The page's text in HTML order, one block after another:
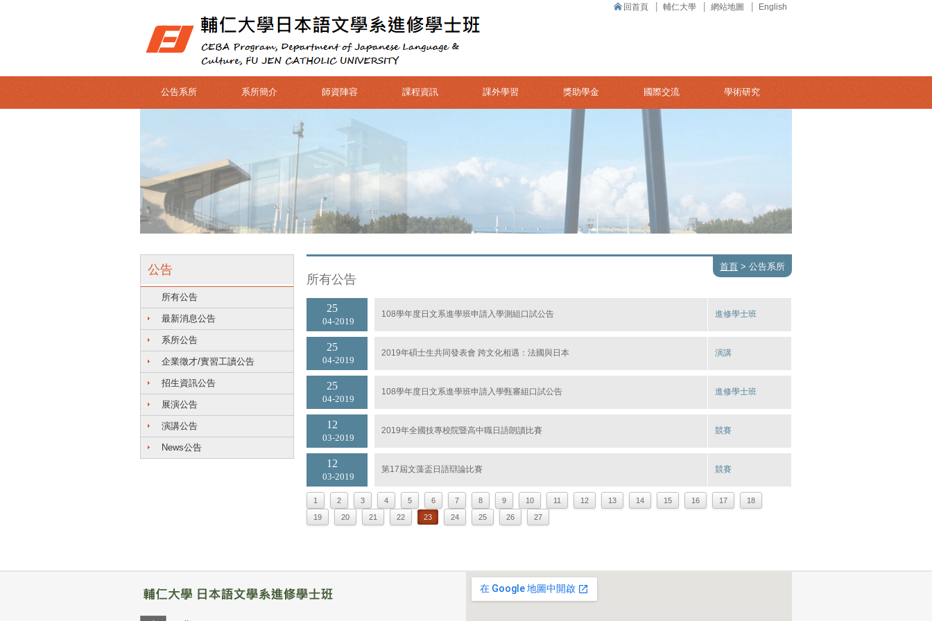
回首頁 輔仁大學 網站地圖 English
公告系所 系所簡介 師資陣容 課程資訊 課外學習 獎助學金 國際交流 學術研究
公告
所有公告
最新消息公告
系所公告
企業徵才/實習工讀公告
招生資訊公告
展演公告
演講公告
News公告
所有公告
首頁 > 公告系所
04 2019
25 108學年度日文系進學班申請入學測組口試公告 進修學士班
04 2019
25 2019年碩士生共同發表會 跨文化相遇：法國與日本 演講
04 2019
25 108學年度日文系進學班申請入學甄審組口試公告 進修學士班
03 2019
12 2019年全國技專校院暨高中職日語朗讀比賽 競賽
03 2019
12 第17屆文藻盃日語辯論比賽 競賽
1 2 3 4 5 6 7 8 9 10 11 12 13 14 15 16 17
18
19
20 21 22 23 24 25 26 27